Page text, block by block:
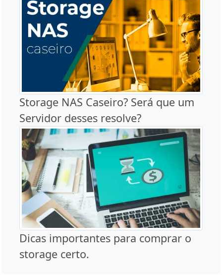
Storage NAS Caseiro? Será que um
Servidor desses resolve?
Dicas importantes para comprar o
storage certo.